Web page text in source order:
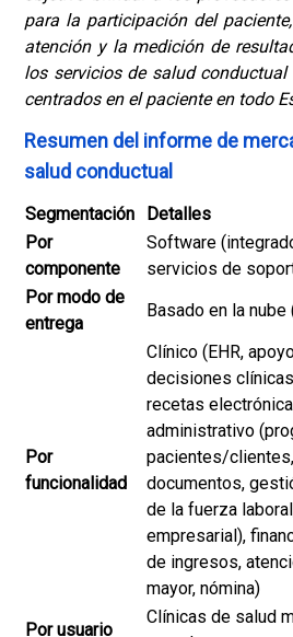
para la participación del
atención y la medición de
los servicios de salud conductual
centrados en el paciente en todo
Resumen del informe de
salud conductual
Segmentación
Detalles
Por
componente
Software
servicios de
Por modo de
entrega
Basado en la nube
Por
funcionalidad
Clínico (EHR,
decisiones
recetas
administrativo
pacientes/
documentos,
de la fuerza
empresarial),
de ingresos,
mayor, nómina)
Por usuario
Clínicas de salud